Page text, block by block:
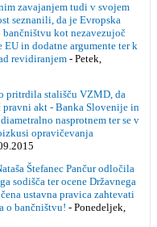
zavajanjem tudi v svojem
seznanili, da je Evropska
kot nezavezujoč
in dodatne argumente ter k
revidiranjem - Petek,
pritrdila stališču VZMD, da
akt - Banka Slovenije in
nasprotnem ter se v
opravičevanja
Štefanec Pančur odločila
sodišča ter ocene Državnega
ustavna pravica zahtevati
o bančništvu! - Ponedeljek,